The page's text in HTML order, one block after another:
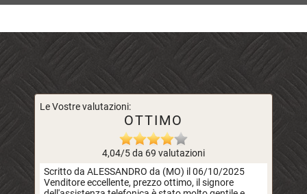
Le Vostre valutazioni:
OTTIMO
4,04/5 da 69 valutazioni
Scritto da ALESSANDRO da (MO) il 06/10/2025
Venditore eccellente, prezzo ottimo, il signore